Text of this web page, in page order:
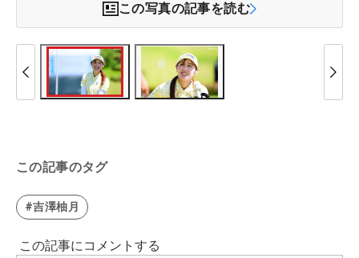
この写真の記事を読む
この記事のタグ
#吉澤柚月